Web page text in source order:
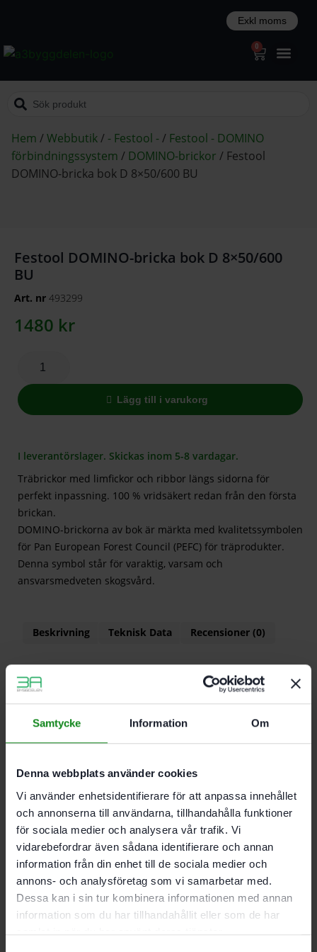
Samtycke Information Om
Denna webbplats använder cookies
Vi använder enhetsidentifierare för att anpassa innehållet
och annonserna till användarna, tillhandahålla funktioner
för sociala medier och analysera vår trafik. Vi
vidarebefordrar även sådana identifierare och annan
information från din enhet till de sociala medier och
annons- och analysföretag som vi samarbetar med.
Dessa kan i sin tur kombinera informationen med annan
information som du har tillhandahållit eller som de har
0
Hem /Webbutik/ - Festool -/ Festool - DOMINO
förbindningssystem / DOMINO-brickor / Festool
DOMINO-bricka bok D 8×50/600 BU
Festool DOMINO-bricka bok D 8×50/600
BU
Art. nr 493299
1480 kr
Lägg till i varukorg
I leverantörslager. Skickas inom 5-8 vardagar.
Träbrickor med limfickor och ribbor längs sidorna för
perfekt inpassning. 100 % vridsäkert redan från den första
brickan.
DOMINO-brickorna av bok är märkta med kvalitetssymbolen
för Pan European Forest Council (PEFC) för träprodukter.
Denna symbol står för varaktig, varsam och
ansvarsmedveten skogsvård.
Beskrivning Teknisk Data Recensioner (0)
Egenskaper
Träbrickor med limfickor och ribbor längs
sidorna för perfekt inpassning
100 % vridsäkert redan från den första DOMINO
brickan
Material: bok
Mått 8 x 50 mm; Förpackning 600 Antal
Bli först med att recensera ”Festool DOMINO-bricka
bok D 8×50/600 BU”